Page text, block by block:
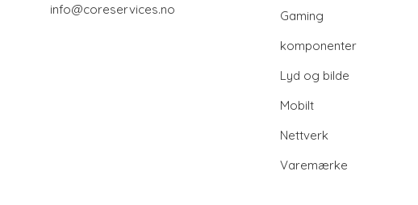
info@coreservices.no
Gaming
komponenter
Lyd og bilde
Mobilt
Nettverk
Varemærke